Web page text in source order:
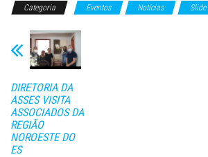
bo
ok
tt
er
ail ts m
Categoria Eventos Notícias Slide
DIRETORIA DA
ASSES VISITA
ASSOCIADOS DA
REGIÃO
NOROESTE DO
ES